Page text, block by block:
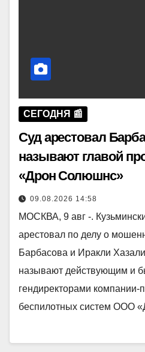
СЕГОДНЯ 📰
Суд арестовал
называют главой
«Дрон Солюшнс»
09.08.2026 14:58
МОСКВА, 9 авг -.
арестовал по делу о
Барбасова и Иракли
называют действующим и
гендиректорами компании-
беспилотных систем ООО